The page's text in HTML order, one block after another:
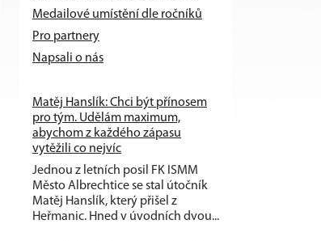
Medailové umístění dle ročníků
Pro partnery
Napsali o nás
Matěj Hanslík: Chci být přínosem
pro tým. Udělám maximum,
abychom z každého zápasu
vytěžili co nejvíc
Jednou z letních posil FK ISMM
Město Albrechtice se stal útočník
Matěj Hanslík, který přišel z
Heřmanic. Hned v úvodních dvou...